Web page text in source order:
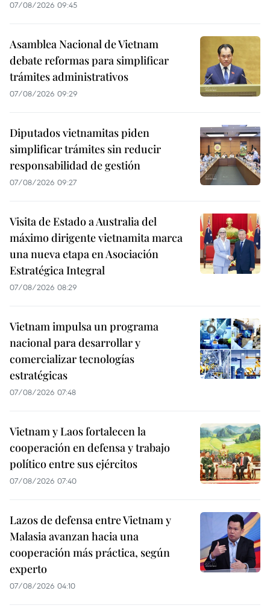
07/08/2026 09:45
Asamblea Nacional de Vietnam
debate reformas para simplificar
trámites administrativos
07/08/2026 09:29
Diputados vietnamitas piden
simplificar trámites sin reducir
responsabilidad de gestión
07/08/2026 09:27
Visita de Estado a Australia del
máximo dirigente vietnamita marca
una nueva etapa en Asociación
Estratégica Integral
07/08/2026 08:29
Vietnam impulsa un programa
nacional para desarrollar y
comercializar tecnologías
estratégicas
07/08/2026 07:48
Vietnam y Laos fortalecen la
cooperación en defensa y trabajo
político entre sus ejércitos
07/08/2026 07:40
Lazos de defensa entre Vietnam y
Malasia avanzan hacia una
cooperación más práctica, según
experto
07/08/2026 04:10